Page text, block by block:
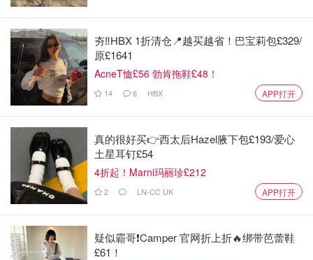
（bachelor's with honours）以及普通学士学位（bachelor's
without honours），计算方式是基于考试和其他评估中获得
的成绩进行加权分均。英国大学的成绩是百分制的，但是跟
国内的打分方式完全不一样，70已经是高分了
，80更是难
见的优异成绩，习惯拿满分的同学们可能会被吓一跳。
具体的成绩统计方式和学位等级划分会根据学校不同或有所
差异，大多数学校都是按照以下标准版本进行划分的：
First Class Honours (1st) 一等荣誉学位
：70分及以
上
Second Class Honours(2nd) 二等荣誉学位 分为：
Upper division（2.1）
夯‼️HBX 1折清仓📍越买越省！巴宝莉包£329/
原£1641
AcneT恤£56 勃肯拖鞋£48！
14 6 HBX APP打开
真的很好买👉西太后Hazel腋下包£193/爱心
土星耳钉£54
4折起！Marni玛丽珍£212
2 LN-CC UK APP打开
疑似霸哥❗️Camper 官网折上折🔥绑带芭蕾鞋
£61！